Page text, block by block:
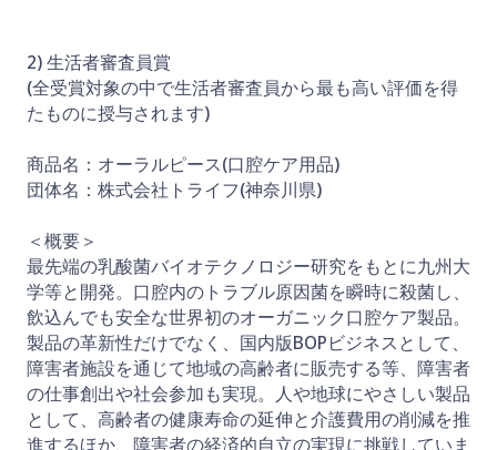
2) 生活者審査員賞
(全受賞対象の中で生活者審査員から最も高い評価を得
たものに授与されます)
商品名：オーラルピース(口腔ケア用品)
団体名：株式会社トライフ(神奈川県)
＜概要＞
最先端の乳酸菌バイオテクノロジー研究をもとに九州大
学等と開発。口腔内のトラブル原因菌を瞬時に殺菌し、
飲込んでも安全な世界初のオーガニック口腔ケア製品。
製品の革新性だけでなく、国内版BOPビジネスとして、
障害者施設を通じて地域の高齢者に販売する等、障害者
の仕事創出や社会参加も実現。人や地球にやさしい製品
として、高齢者の健康寿命の延伸と介護費用の削減を推
進するほか、障害者の経済的自立の実現に挑戦していま